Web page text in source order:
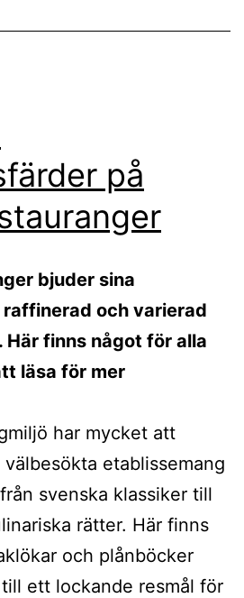
på
bjuder sina
och varierad
Här finns något för alla
läsa för mer
har mycket att
etablissemang
svenska klassiker till
rätter. Här finns
och plånböcker
ett lockande resmål för